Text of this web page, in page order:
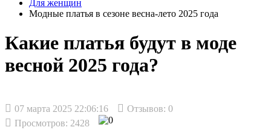
Для женщин
Модные платья в сезоне весна-лето 2025 года
Какие платья будут в моде
весной 2025 года?
07 марта 2025 22:06:16 Отзывов: 0
Просмотров: 2428